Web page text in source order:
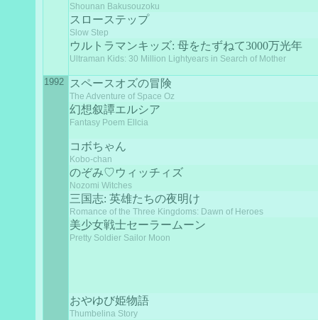
Shounan Bakusouzoku
スローステップ
Slow Step
ウルトラマンキッズ: 母をたずねて3000万光年
Ultraman Kids: 30 Million Lightyears in Search of Mother
1992 スペースオズの冒険
The Adventure of Space Oz
幻想叙譚エルシア
Fantasy Poem Ellcia
コボちゃん
Kobo-chan
のぞみ♡ウィッチィズ
Nozomi Witches
三国志: 英雄たちの夜明け
Romance of the Three Kingdoms: Dawn of Heroes
美少女戦士セーラームーン
Pretty Soldier Sailor Moon
おやゆび姫物語
Thumbelina Story